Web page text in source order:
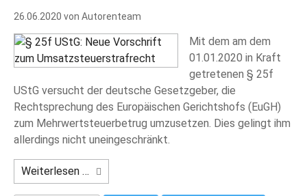
26.06.2020 von Autorenteam
Mit dem am dem
01.01.2020 in Kraft
getretenen § 25f
UStG versucht der deutsche Gesetzgeber, die
Rechtsprechung des Europäischen Gerichtshofs (EuGH)
zum Mehrwertsteuerbetrug umzusetzen. Dies gelingt ihm
allerdings nicht uneingeschränkt.
Weiterlesen …
25f